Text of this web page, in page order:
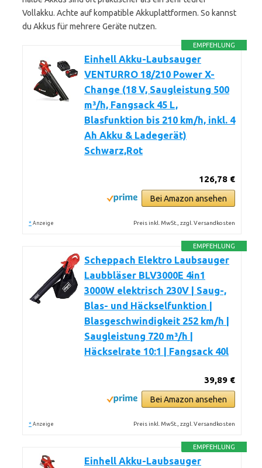
Vollakku. Achte auf kompatible Akkuplattformen. So kannst
du Akkus für mehrere Geräte nutzen.
EMPFEHLUNG
Einhell Akku-Laubsauger
VENTURRO 18/210 Power X-
Change (18 V, Saugleistung 500
m³/h, Fangsack 45 L,
Blasfunktion bis 210 km/h, inkl. 4
Ah Akku & Ladegerät)
Schwarz,Rot
126,78 €
Bei Amazon ansehen
* Anzeige Preis inkl. MwSt., zzgl. Versandkosten
EMPFEHLUNG
Scheppach Elektro Laubsauger
Laubbläser BLV3000E 4in1
3000W elektrisch 230V | Saug-,
Blas- und Häckselfunktion |
Blasgeschwindigkeit 252 km/h |
Saugleistung 720 m³/h |
Häckselrate 10:1 | Fangsack 40l
39,89 €
Bei Amazon ansehen
* Anzeige Preis inkl. MwSt., zzgl. Versandkosten
EMPFEHLUNG
Einhell Akku-Laubsauger